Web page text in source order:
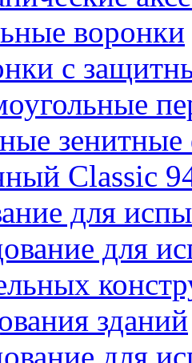
воронки
с
Classic
для
для
зданий
для